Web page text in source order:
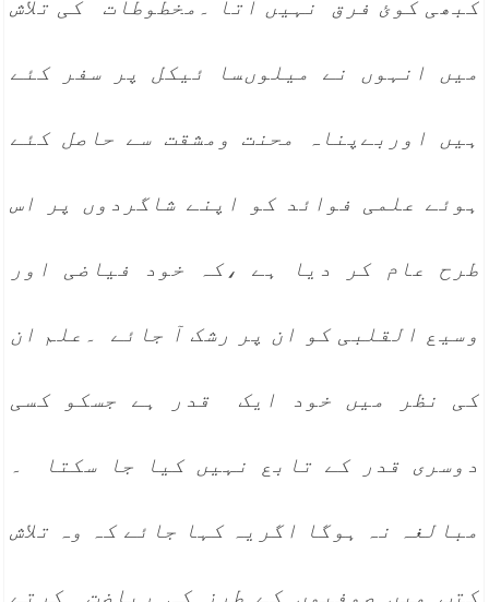
کبھی کوئ فرق نہیں آتا ۔مخطوطات کی تلاش
میں انہوں نے میلوںسا ‏ئیکل پر سفر کئے
ہیں اوربےپناہ محنت ومشقت سے حاصل کئے
ہوئے علمی فوائد کو اپنے شاگردوں پر اس
طرح عام کر دیا ہے ،کہ خود فیاضی اور
وسیع القلبی کو ان پر رشک آ جائے ۔علم ان
کی نظر میں خود ایک قدر ہے جسکو کسی
دوسری قدر کے تابع نہیں کیا جا سکتا ۔
مبالغہ نہ ہوگا اگریہ کہا جائے کہ وہ تلاش
کتب میں صوفیوں کے طرز کی ریاضت کرتے